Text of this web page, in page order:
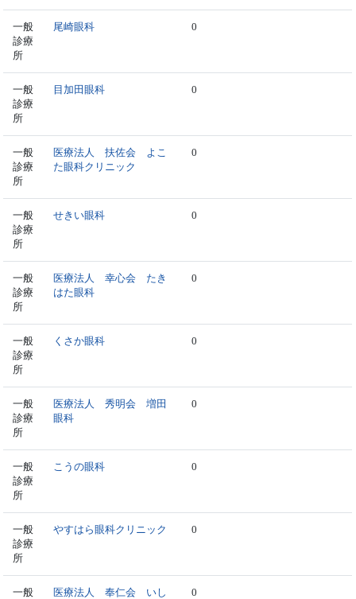
一般
診療
所
尾崎眼科 0
一般
診療
所
目加田眼科 0
一般
診療
所
医療法人 扶佐会 よこ
た眼科クリニック
0
一般
診療
所
せきい眼科 0
一般
診療
所
医療法人 幸心会 たき
はた眼科
0
一般
診療
所
くさか眼科 0
一般
診療
所
医療法人 秀明会 増田
眼科
0
一般
診療
所
こうの眼科 0
一般
診療
所
やすはら眼科クリニック 0
一般
医療法人 奉仁会 いし
0